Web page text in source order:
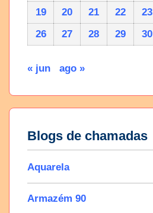
19
20 21 22 23
26
27 28 29 30
« jun ago »
Blogs de chamadas
Aquarela
Armazém 90